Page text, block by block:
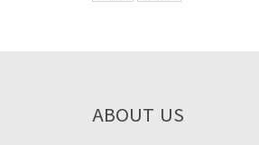
ABOUT US